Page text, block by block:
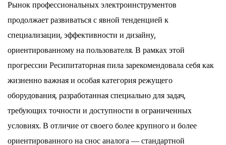
Рынок профессиональных электроинструментов
продолжает развиваться с явной тенденцией к
специализации, эффективности и дизайну,
ориентированному на пользователя. В рамках этой
прогрессии Ресипитаторная пила зарекомендовала себя как
жизненно важная и особая категория режущего
оборудования, разработанная специально для задач,
требующих точности и доступности в ограниченных
условиях. В отличие от своего более крупного и более
ориентированного на снос аналога — стандартной